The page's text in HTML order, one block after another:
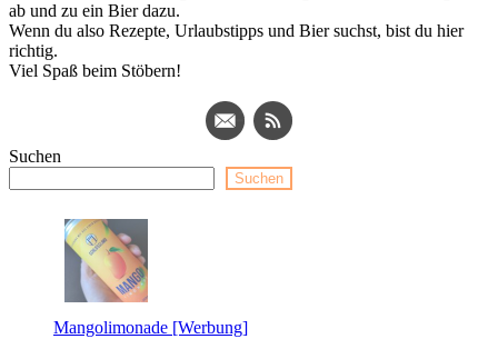
ab und zu ein Bier dazu.
Wenn du also Rezepte, Urlaubstipps und Bier suchst, bist du hier
richtig.
Viel Spaß beim Stöbern!
Suchen
Suchen
Mangolimonade [Werbung]